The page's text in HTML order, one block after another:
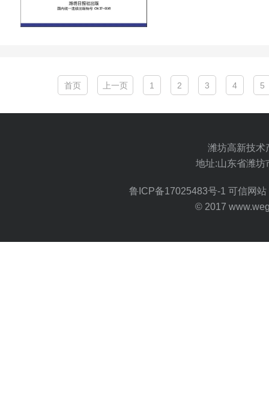
首页 上一页 1 2 3 4 5
潍坊高新技术
地址:山东省潍坊
鲁ICP备17025483号-1 可信网
© 2017